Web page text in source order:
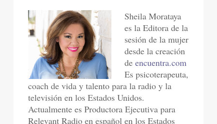
Sheila Morataya
es la Editora de la
sesión de la mujer
desde la creación
deencuentra.com
Es psicoterapeuta,
coach de vida y talento para la radio y la
televisión en los Estados Unidos.
Actualmente es Productora Ejecutiva para
Relevant Radio en español en los Estados